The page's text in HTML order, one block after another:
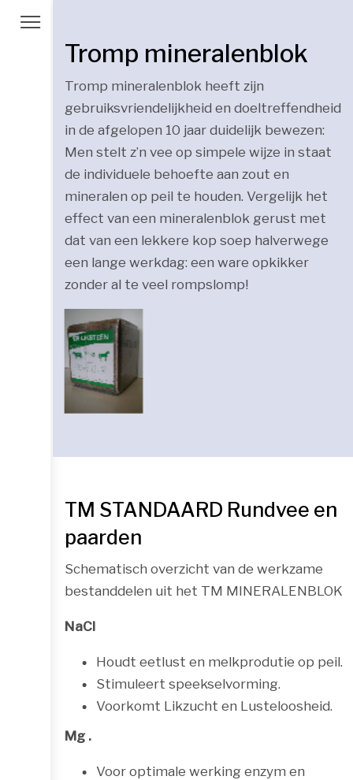
Tromp mineralenblok
Tromp mineralenblok heeft zijn
gebruiksvriendelijkheid en doeltreffendheid
in de afgelopen 10 jaar duidelijk bewezen:
Men stelt z’n vee op simpele wijze in staat
de individuele behoefte aan zout en
mineralen op peil te houden. Vergelijk het
effect van een mineralenblok gerust met
dat van een lekkere kop soep halverwege
een lange werkdag: een ware opkikker
zonder al te veel rompslomp!
TM STANDAARD Rundvee en
paarden
Schematisch overzicht van de werkzame
bestanddelen uit het TM MINERALENBLOK
NaCl
Houdt eetlust en melkprodutie op peil.
Stimuleert speekselvorming.
Voorkomt Likzucht en Lusteloosheid.
Mg .
Voor optimale werking enzym en